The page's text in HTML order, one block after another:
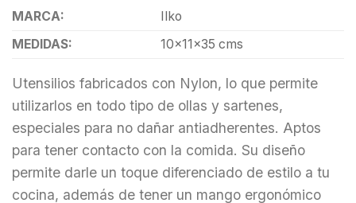
MARCA:
Ilko
MEDIDAS:
10x11x35 cms
Utensilios fabricados con Nylon, lo que permite
utilizarlos en todo tipo de ollas y sartenes,
especiales para no dañar antiadherentes. Aptos
para tener contacto con la comida. Su diseño
permite darle un toque diferenciado de estilo a tu
cocina, además de tener un mango ergonómico